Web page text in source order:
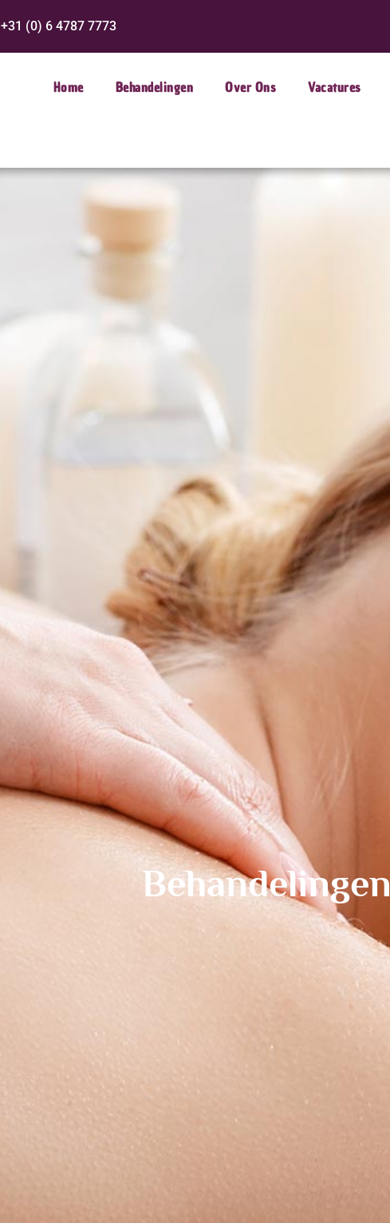
+31 (0) 6 4787 7773
Home Behandelingen Over Ons Vacatures
Behandelingen